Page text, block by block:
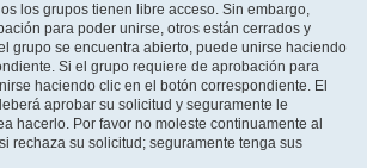
los grupos tienen libre acceso. Sin embargo,
para poder unirse, otros están cerrados y
grupo se encuentra abierto, puede unirse haciendo
Si el grupo requiere de aprobación para
haciendo clic en el botón correspondiente. El
aprobar su solicitud y seguramente le
hacerlo. Por favor no moleste continuamente al
rechaza su solicitud; seguramente tenga sus